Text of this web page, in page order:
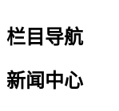
栏目导航
新闻中心